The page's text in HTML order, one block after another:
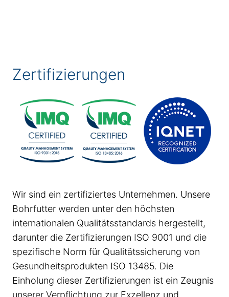
Zertifizierungen
Wir sind ein zertifiziertes Unternehmen. Unsere
Bohrfutter werden unter den höchsten
internationalen Qualitätsstandards hergestellt,
darunter die Zertifizierungen ISO 9001 und die
spezifische Norm für Qualitätssicherung von
Gesundheitsprodukten ISO 13485. Die
Einholung dieser Zertifizierungen ist ein Zeugnis
unserer Verpflichtung zur Exzellenz und